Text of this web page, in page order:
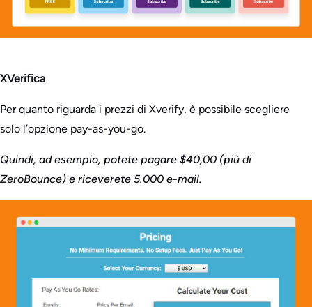
XVerifica
Per quanto riguarda i prezzi di Xverify, è possibile scegliere
solo l’opzione pay-as-you-go.
Quindi, ad esempio, potete pagare $40,00 (più di
ZeroBounce) e riceverete 5.000 e-mail.